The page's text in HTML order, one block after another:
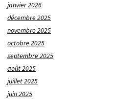
janvier 2026
décembre 2025
novembre 2025
octobre 2025
septembre 2025
août 2025
juillet 2025
juin 2025